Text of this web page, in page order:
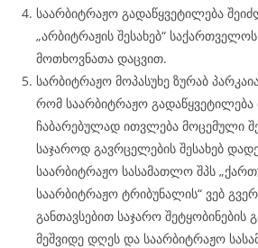
საარბიტრაჟო გადაწყვეტილება
„არბიტრაჟის შესახებ“
მოთხოვნათა დაცვით.
სარბიტრაჟო მოპასუხე ზურაბ
რომ საარბიტრაჟო გადაწყვეტილება
ჩაბარებულად ითვლება მოცემული
საჯაროდ გავრცელების შესახებ
საარბიტრაჟო სასამათლო შპს
საარბიტრაჟო ტრიბუნალის“ ვებ
განთავსებით საჯარო შეტყობინების
მეშვიდე დღეს და საარბიტრაჟო